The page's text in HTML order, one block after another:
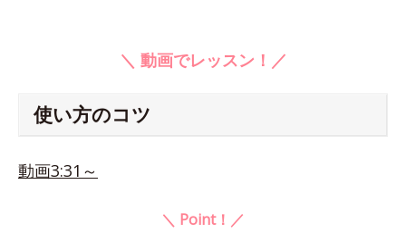
＼ 動画でレッスン！／
使い方のコツ
動画3:31～
＼ Point！／